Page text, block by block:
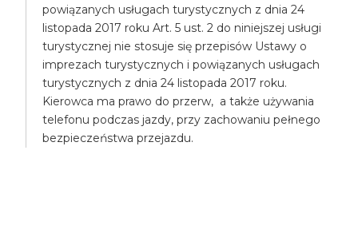
powiązanych usługach turystycznych z dnia 24
listopada 2017 roku Art. 5 ust. 2 do niniejszej usługi
turystycznej nie stosuje się przepisów Ustawy o
imprezach turystycznych i powiązanych usługach
turystycznych z dnia 24 listopada 2017 roku.
Kierowca ma prawo do przerw, a także używania
telefonu podczas jazdy, przy zachowaniu pełnego
bezpieczeństwa przejazdu.